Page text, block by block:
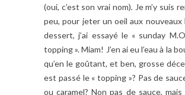
(oui, c’est son vrai nom). Je m’y suis
peu, pour jeter un oeil aux nouveaux
dessert, j’ai essayé le « sunday
topping ». Miam! J’en ai eu l’eau à la
qu’en le goûtant, et ben, grosse
est passé le « topping »? Pas de
ou caramel? Non pas de sauce,